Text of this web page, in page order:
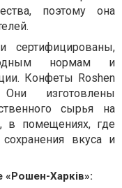
поэтому она
сертифицированы,
нормам и
Конфеты Roshen
Они изготовлены
сырья на
в помещениях, где
вкуса и
«Рошен-Харків»: